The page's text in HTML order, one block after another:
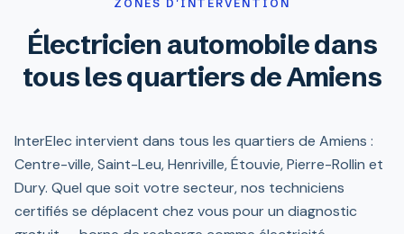
ZONES D'INTERVENTION
Électricien automobile dans
tous les quartiers de Amiens
InterElec intervient dans tous les quartiers de Amiens :
Centre-ville, Saint-Leu, Henriville, Étouvie, Pierre-Rollin et
Dury. Quel que soit votre secteur, nos techniciens
certifiés se déplacent chez vous pour un diagnostic